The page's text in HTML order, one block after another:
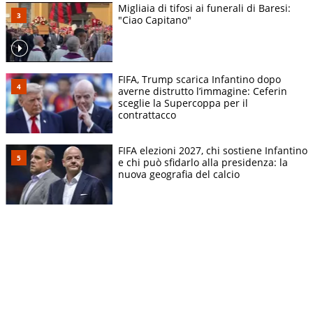
Migliaia di tifosi ai funerali di Baresi:
"Ciao Capitano"
FIFA, Trump scarica Infantino dopo
averne distrutto l’immagine: Ceferin
sceglie la Supercoppa per il
contrattacco
FIFA elezioni 2027, chi sostiene Infantino
e chi può sfidarlo alla presidenza: la
nuova geografia del calcio